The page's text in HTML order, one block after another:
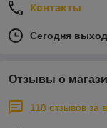
Контакты
Сегодня
Отзывы о
118 отзывов за